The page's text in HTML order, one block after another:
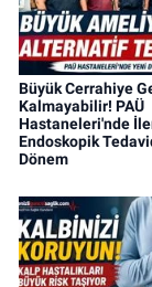
Büyük Cerrahiye
Kalmayabilir! PAÜ
Hastaneleri'nde
Endoskopik
Dönem